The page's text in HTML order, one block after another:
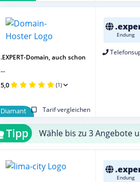
Endung
Diamant Tarif vergleichen
.EXPERT-Domain, auch schon
...
5,0 (1)
Tipp Wähle bis zu 3 Angebote
Endung